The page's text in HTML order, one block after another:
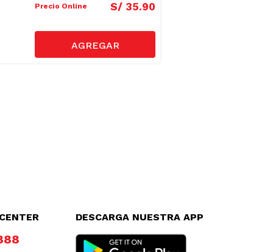
Precio Online S/ 35.90
DESCARGA NUESTRA APP